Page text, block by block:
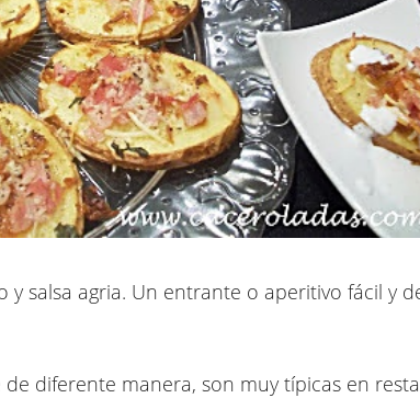
y salsa agria. Un entrante o aperitivo fácil y
diferente manera, son muy típicas en